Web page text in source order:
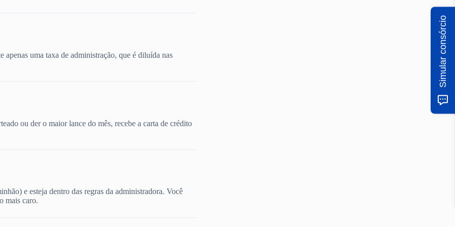
uma taxa de administração, que é diluída nas
ou der o maior lance do mês, recebe a carta de crédito
e esteja dentro das regras da administradora. Você
mais caro.
Simular consórcio